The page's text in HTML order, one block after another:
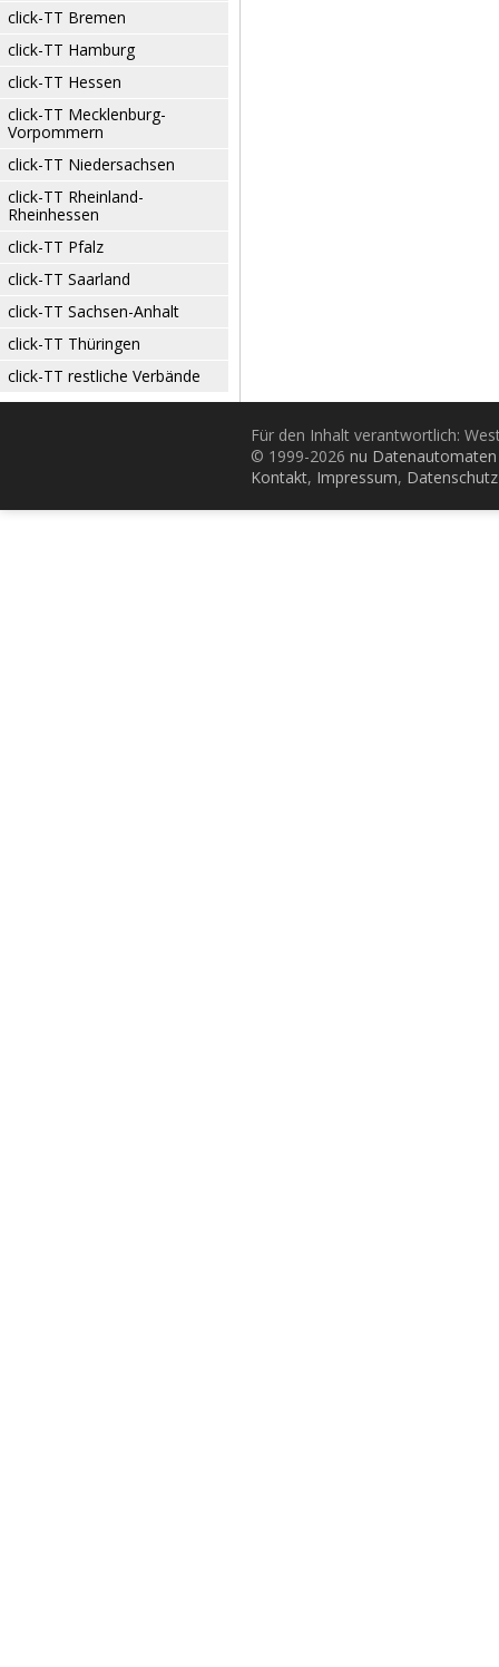
click-TT Bremen
click-TT Hamburg
click-TT Hessen
click-TT Mecklenburg-
Vorpommern
click-TT Niedersachsen
click-TT Rheinland-
Rheinhessen
click-TT Pfalz
click-TT Saarland
click-TT Sachsen-Anhalt
click-TT Thüringen
click-TT restliche Verbände
Für den Inhalt verantwortlich:
© 1999-2026 nu
Kontakt, Impressum, Datenschutz